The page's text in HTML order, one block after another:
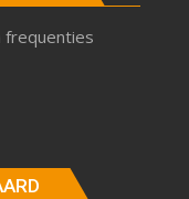
frequenties